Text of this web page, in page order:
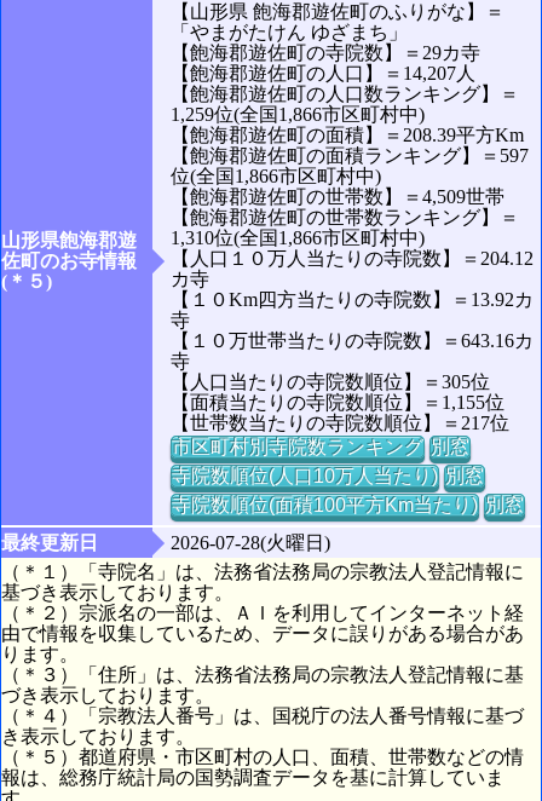
山形県飽海郡遊
佐町のお寺情報
(＊５)
【山形県 飽海郡遊佐町のふりがな】＝
「やまがたけん ゆざまち」
【飽海郡遊佐町の寺院数】＝29カ寺
【飽海郡遊佐町の人口】＝14,207人
【飽海郡遊佐町の人口数ランキング】＝
1,259位(全国1,866市区町村中)
【飽海郡遊佐町の面積】＝208.39平方Km
【飽海郡遊佐町の面積ランキング】＝597
位(全国1,866市区町村中)
【飽海郡遊佐町の世帯数】＝4,509世帯
【飽海郡遊佐町の世帯数ランキング】＝
1,310位(全国1,866市区町村中)
【人口１０万人当たりの寺院数】＝204.12
カ寺
【１０Km四方当たりの寺院数】＝13.92カ
寺
【１０万世帯当たりの寺院数】＝643.16カ
寺
【人口当たりの寺院数順位】＝305位
【面積当たりの寺院数順位】＝1,155位
【世帯数当たりの寺院数順位】＝217位
市区町村別寺院数ランキング 別窓
寺院数順位(人口10万人当たり) 別窓
寺院数順位(面積100平方Km当たり) 別窓
最終更新日
2026-07-28(火曜日)
（＊１）「寺院名」は、法務省法務局の宗教法人登記情報に
基づき表示しております。
（＊２）宗派名の一部は、ＡＩを利用してインターネット経
由で情報を収集しているため、データに誤りがある場合があ
ります。
（＊３）「住所」は、法務省法務局の宗教法人登記情報に基
づき表示しております。
（＊４）「宗教法人番号」は、国税庁の法人番号情報に基づ
き表示しております。
（＊５）都道府県・市区町村の人口、面積、世帯数などの情
報は、総務庁統計局の国勢調査データを基に計算していま